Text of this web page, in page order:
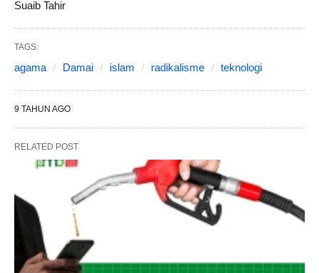
Suaib Tahir
TAGS:
agama Damai islam radikalisme teknologi
9 TAHUN AGO
RELATED POST